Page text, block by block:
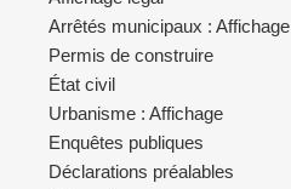
Arrêtés municipaux : Affichage
Permis de construire
État civil
Urbanisme : Affichage
Enquêtes publiques
Déclarations préalables